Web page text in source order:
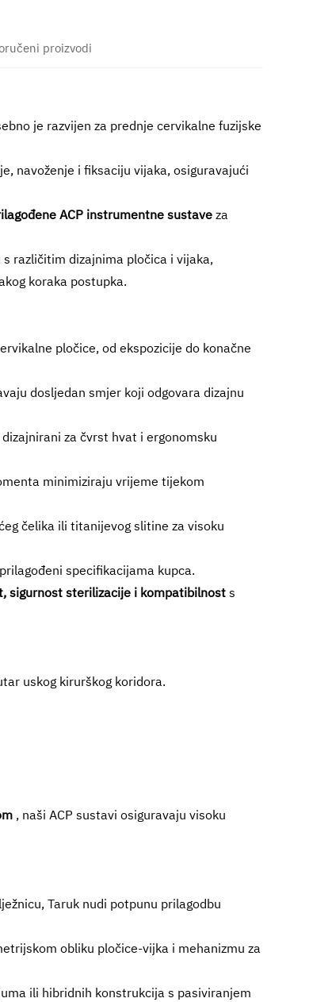
proizvodi
je razvijen za prednje cervikalne fuzijske
navoženje i fiksaciju vijaka, osiguravajući
ACP instrumentne sustave za
različitim dizajnima pločica i vijaka,
koraka postupka.
pločice, od ekspozicije do konačne
dosljedan smjer koji odgovara dizajnu
za čvrst hvat i ergonomsku
minimiziraju vrijeme tijekom
čelika ili titanijevog slitine za visoku
specifikacijama kupca.
sigurnost sterilizacije i kompatibilnost s
uskog kirurškog koridora.
, naši ACP sustavi osiguravaju visoku
Taruk nudi potpunu prilagodbu
obliku pločice-vijka i mehanizmu za
ili hibridnih konstrukcija s pasiviranjem